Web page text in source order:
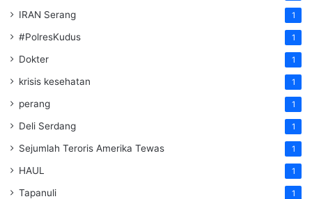
IRAN Serang 1
#PolresKudus 1
Dokter 1
krisis kesehatan 1
perang 1
Deli Serdang 1
Sejumlah Teroris Amerika Tewas 1
HAUL 1
Tapanuli 1